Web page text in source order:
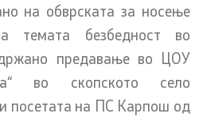
на обврската за носење
темата безбедност во
предавање во ЦОУ
во скопското село
посетата на ПС Карпош од